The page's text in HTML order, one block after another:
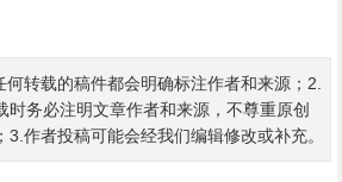
转载的稿件都会明确标注作者和来源；2.
时务必注明文章作者和来源，不尊重原创
作者投稿可能会经我们编辑修改或补充。